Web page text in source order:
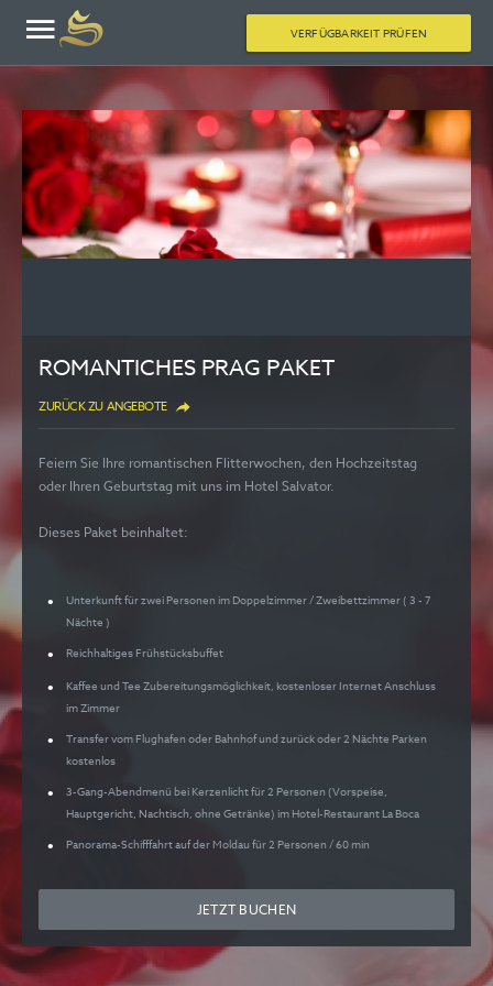
VERFÜGBARKEIT PRÜFEN
ROMANTICHES PRAG PAKET
ZURÜCK ZU ANGEBOTE
Feiern Sie Ihre romantischen Flitterwochen, den Hochzeitstag
oder Ihren Geburtstag mit uns im Hotel Salvator.
Dieses Paket beinhaltet:
Unterkunft für zwei Personen im Doppelzimmer / Zweibettzimmer ( 3 - 7
Nächte )
Reichhaltiges Frühstücksbuffet
Kaffee und Tee Zubereitungsmöglichkeit, kostenloser Internet Anschluss
im Zimmer
Transfer vom Flughafen oder Bahnhof und zurück oder 2 Nächte Parken
kostenlos
3-Gang-Abendmenü bei Kerzenlicht für 2 Personen (Vorspeise,
Hauptgericht, Nachtisch, ohne Getränke) im Hotel-Restaurant La Boca
Panorama-Schifffahrt auf der Moldau für 2 Personen / 60 min
JETZT BUCHEN